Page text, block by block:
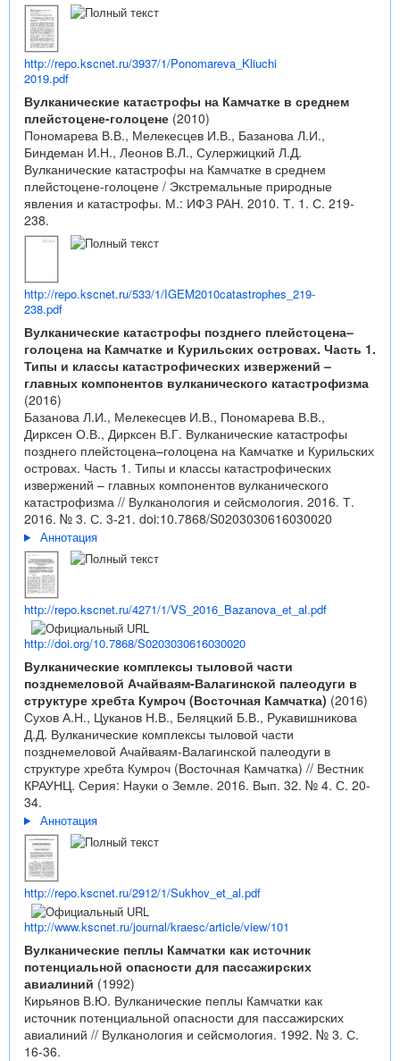
http://repo.kscnet.ru/3937/1/Ponomareva_Kliuchi
2019.pdf
Вулканические катастрофы на Камчатке в среднем
плейстоцене-голоцене (2010)
Пономарева В.В., Мелекесцев И.В., Базанова Л.И.,
Биндеман И.Н., Леонов В.Л., Сулержицкий Л.Д.
Вулканические катастрофы на Камчатке в среднем
плейстоцене-голоцене / Экстремальные природные
явления и катастрофы. М.: ИФЗ РАН. 2010. Т. 1. С. 219-
238.
http://repo.kscnet.ru/533/1/IGEM2010catastrophes_219-
238.pdf
Вулканические катастрофы позднего плейстоцена–
голоцена на Камчатке и Курильских островах. Часть 1.
Типы и классы катастрофических извержений –
главных компонентов вулканического катастрофизма
(2016)
Базанова Л.И., Мелекесцев И.В., Пономарева В.В.,
Дирксен О.В., Дирксен В.Г. Вулканические катастрофы
позднего плейстоцена–голоцена на Камчатке и Курильских
островах. Часть 1. Типы и классы катастрофических
извержений – главных компонентов вулканического
катастрофизма // Вулканология и сейсмология. 2016. Т.
2016. № 3. С. 3-21. doi:10.7868/S0203030616030020
Аннотация
http://repo.kscnet.ru/4271/1/VS_2016_Bazanova_et_al.pdf
http://doi.org/10.7868/S0203030616030020
Вулканические комплексы тыловой части
позднемеловой Ачайваям-Валагинской палеодуги в
структуре хребта Кумроч (Восточная Камчатка) (2016)
Сухов А.Н., Цуканов Н.В., Беляцкий Б.В., Рукавишникова
Д.Д. Вулканические комплексы тыловой части
позднемеловой Ачайваям-Валагинской палеодуги в
структуре хребта Кумроч (Восточная Камчатка) // Вестник
КРАУНЦ. Серия: Науки о Земле. 2016. Вып. 32. № 4. С. 20-
34.
Аннотация
http://repo.kscnet.ru/2912/1/Sukhov_et_al.pdf
http://www.kscnet.ru/journal/kraesc/article/view/101
Вулканические пеплы Камчатки как источник
потенциальной опасности для пассажирских
авиалиний (1992)
Кирьянов В.Ю. Вулканические пеплы Камчатки как
источник потенциальной опасности для пассажирских
авиалиний // Вулканология и сейсмология. 1992. № 3. С.
16-36.